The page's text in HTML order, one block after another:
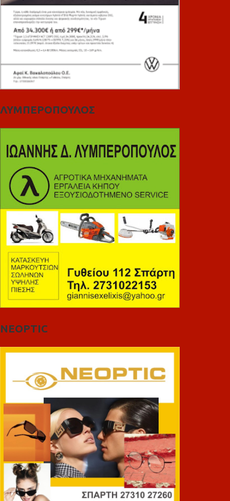
ΛΥΜΠΕΡΟΠΟΥΛΟΣ
NEOPTIC